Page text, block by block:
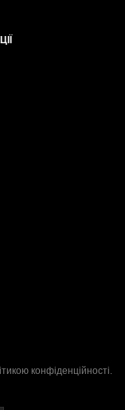
конфіденційності.